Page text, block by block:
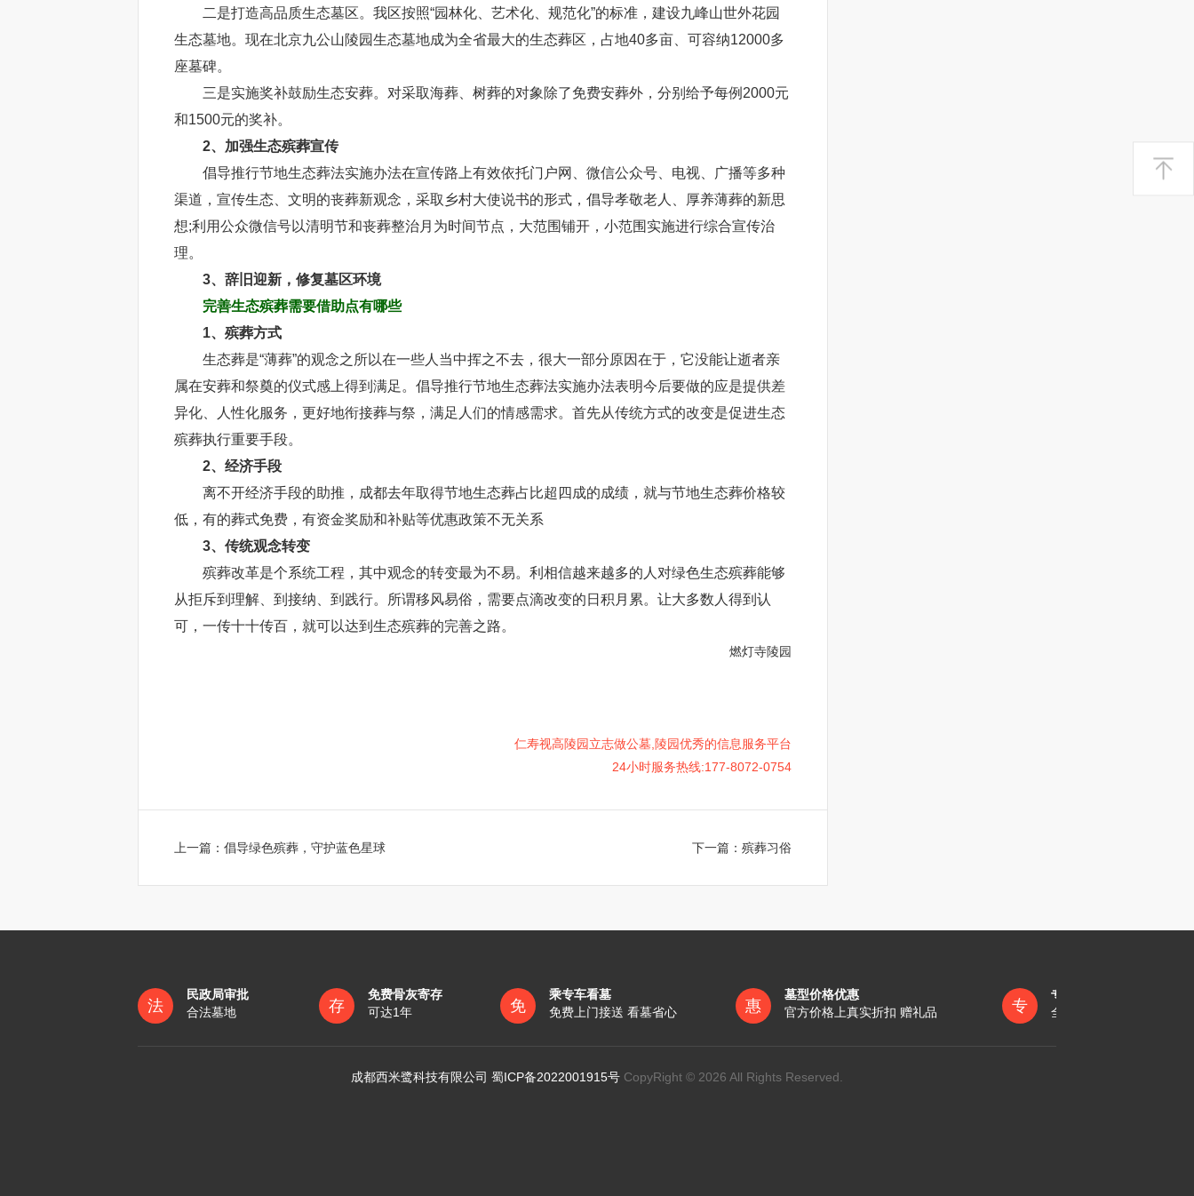
二是打造高品质生态墓区。我区按照“园林化、艺术化、规范化”的标准，建设九峰山世外花园
生态墓地。现在北京九公山陵园生态墓地成为全省最大的生态葬区，占地40多亩、可容纳12000多
座墓碑。
三是实施奖补鼓励生态安葬。对采取海葬、树葬的对象除了免费安葬外，分别给予每例2000元
和1500元的奖补。
2、加强生态殡葬宣传
倡导推行节地生态葬法实施办法在宣传路上有效依托门户网、微信公众号、电视、广播等多种
渠道，宣传生态、文明的丧葬新观念，采取乡村大使说书的形式，倡导孝敬老人、厚养薄葬的新思
想;利用公众微信号以清明节和丧葬整治月为时间节点，大范围铺开，小范围实施进行综合宣传治
理。
3、辞旧迎新，修复墓区环境
完善生态殡葬需要借助点有哪些
1、殡葬方式
生态葬是“薄葬”的观念之所以在一些人当中挥之不去，很大一部分原因在于，它没能让逝者亲
属在安葬和祭奠的仪式感上得到满足。 倡导推行节地生态葬法实施办法表明今后要做的应是提供差
异化、人性化服务，更好地衔接葬与祭，满足人们的情感需求。首先从传统方式的改变是促进生态
殡葬执行重要手段。
2、经济手段
离不开经济手段的助推，成都去年取得节地生态葬占比超四成的成绩，就与节地生态葬价格较
低，有的葬式免费，有资金奖励和补贴等优惠政策不无关系
3、传统观念转变
殡葬改革是个系统工程，其中观念的转变最为不易。利相信越来越多的人对绿色生态殡葬能够
从拒斥到理解、到接纳、到践行。所谓移风易俗，需要点滴改变的日积月累。让大多数人得到认
可，一传十十传百，就可以达到生态殡葬的完善之路。
燃灯寺陵园
仁寿视高陵园立志做公墓,陵园优秀的信息服务平台
24小时服务热线:177-8072-0754
上一篇： 倡导绿色殡葬，守护蓝色星球 下一篇：殡葬习俗
法
民政局审批
合法墓地
存
免费骨灰寄存
可达1年
免
乘专车看墓
免费上门接送 看墓省心
惠
墓型价格优惠
官方价格上真实折扣 赠礼品
专
专员一对一服务
全称陪同办理各项手续
成都西米鹭科技有限公司 蜀ICP备2022001915号 CopyRight © 2026 All Rights Reserved.